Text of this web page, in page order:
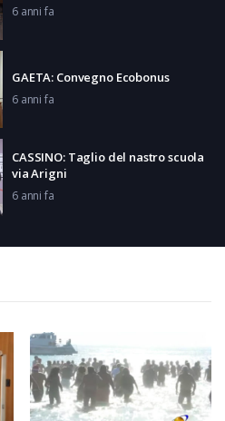
6 anni fa
GAETA: Convegno Ecobonus
6 anni fa
CASSINO: Taglio del nastro scuola
via Arigni
6 anni fa
PIZZA TIME: Pizzeria Iolanda di
Ferentino
6 anni fa